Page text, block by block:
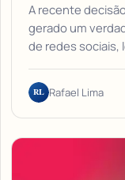
A recente
gerado um
de redes sociais,
RL Rafael Lima